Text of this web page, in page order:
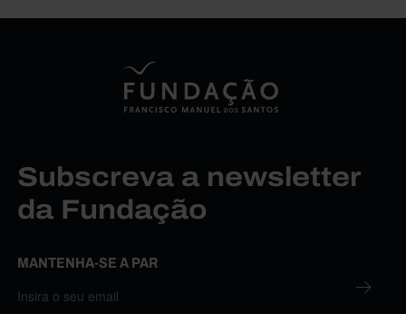
Subscreva a newsletter
da Fundação
MANTENHA-SE A PAR